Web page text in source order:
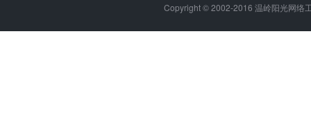
Copyright © 2002-2016 温岭阳光网络